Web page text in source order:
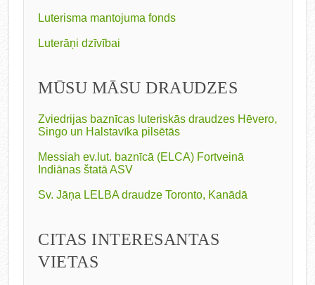
Luterisma mantojuma fonds
Luterāņi dzīvībai
MŪSU MĀSU DRAUDZES
Zviedrijas baznīcas luteriskās draudzes Hēvero,
Singo un Halstavīka pilsētās
Messiah ev.lut. baznīcā (ELCA) Fortveinā
Indiānas štatā ASV
Sv. Jāņa LELBA draudze Toronto, Kanādā
CITAS INTERESANTAS
VIETAS